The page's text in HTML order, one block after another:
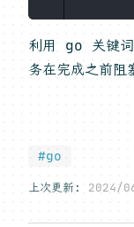
利用 go 关键词
务在完成之前阻
#go
上次更新: 2024/